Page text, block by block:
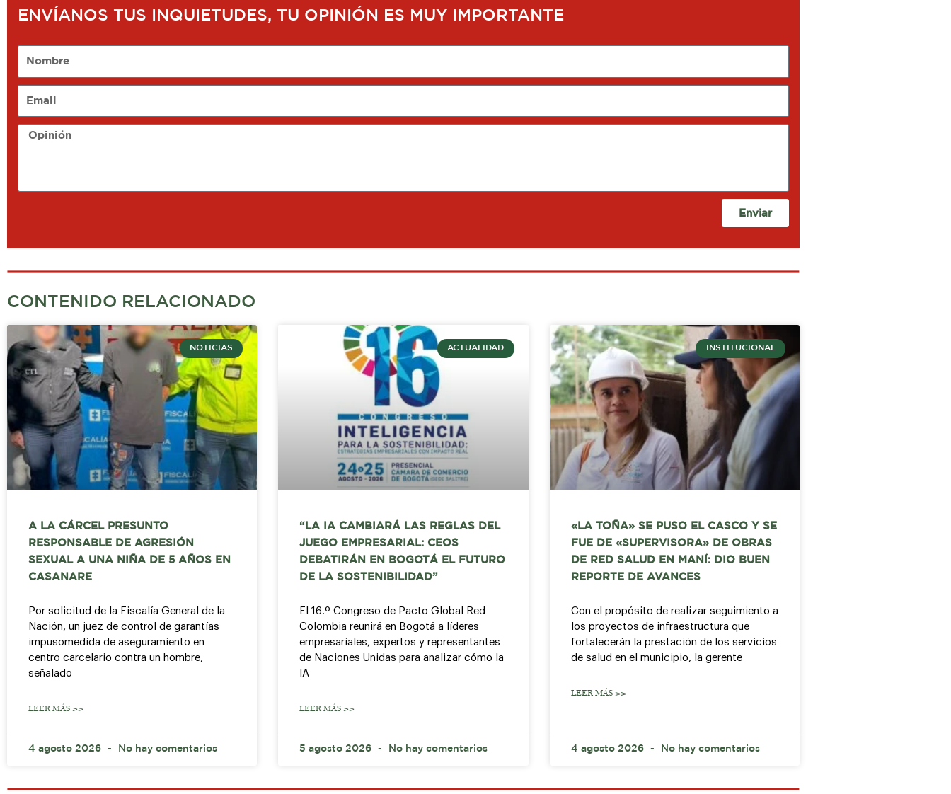
ENVÍANOS TUS INQUIETUDES, TU OPINIÓN ES MUY IMPORTANTE
Opinión
Enviar
CONTENIDO RELACIONADO
NOTICIAS
A LA CÁRCEL PRESUNTO
RESPONSABLE DE AGRESIÓN
SEXUAL A UNA NIÑA DE 5 AÑOS EN
CASANARE
Por solicitud de la Fiscalía General de la
Nación, un juez de control de garantías
impusomedida de aseguramiento en
centro carcelario contra un hombre,
señalado
LEER MÁS >>
4 agosto 2026 No hay comentarios
ACTUALIDAD
“LA IA CAMBIARÁ LAS REGLAS DEL
JUEGO EMPRESARIAL: CEOS
DEBATIRÁN EN BOGOTÁ EL FUTURO
DE LA SOSTENIBILIDAD”
El 16.º Congreso de Pacto Global Red
Colombia reunirá en Bogotá a líderes
empresariales, expertos y representantes
de Naciones Unidas para analizar cómo la
IA
LEER MÁS >>
5 agosto 2026 No hay comentarios
INSTITUCIONAL
«LA TOÑA» SE PUSO EL CASCO Y SE
FUE DE «SUPERVISORA» DE OBRAS
DE RED SALUD EN MANÍ: DIO BUEN
REPORTE DE AVANCES
Con el propósito de realizar seguimiento a
los proyectos de infraestructura que
fortalecerán la prestación de los servicios
de salud en el municipio, la gerente
LEER MÁS >>
4 agosto 2026 No hay comentarios